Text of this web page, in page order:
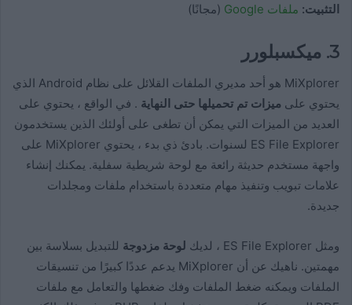
التثبيت: ملفات Google (مجانًا)
3. ميكسبلورر
MiXplorer هو أحد مديري الملفات القلائل على نظام Android الذي
يحتوي على ميزات تم تحميلها حتى النهاية . في الواقع ، يحتوي على
العديد من الميزات التي يمكن أن تطغى على أولئك الذين يستخدمون
ES File Explorer لسنوات. بادئ ذي بدء ، يحتوي MiXplorer على
واجهة مستخدم حديثة رائعة مع لوحة شريطية سفلية. يمكنك إنشاء
علامات تبويب وتنفيذ مهام متعددة باستخدام ملفات ومجلدات
جديدة.
ومثل ES File Explorer ، لديك لوحة مزدوجة للتبديل بسلاسة بين
مهمتين. ناهيك عن أن MiXplorer يدعم عددًا كبيرًا من تنسيقات
الملفات ويمكنه ضغط الملفات وفك ضغطها والتعامل مع ملفات